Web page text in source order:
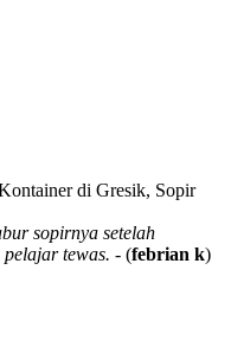
sopirnya setelah
tewas. - (febrian k)